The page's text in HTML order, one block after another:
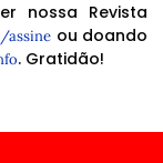
nossa Revista
assine ou doando
. Gratidão!